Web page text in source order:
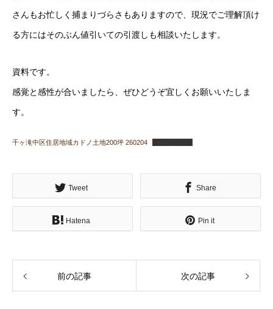
さんもお忙しく捕まりづらさもありますので、現況でご理解頂け
る方にはそのぶん値引いての引渡しも相談いたします。
資料です。
感覚と感性が合いましたら、ぜひどうぞ宜しくお願いいたしま
す。
千ヶ滝中区住居地域カドノ土地200坪 260204 ダウンロード
Tweet Share
Hatena Pin it
前の記事 次の記事